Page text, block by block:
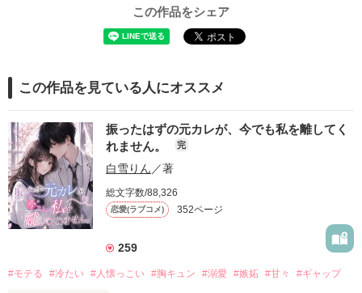
この作品をシェア
この作品を見ている人にオススメ
振ったはずの元カレが、今でも私を離してく
れません。
完
白雪りん ／著
総文字数/88,326
恋愛(ラブコメ) 352ページ
259
#モテる #冷たい #人懐っこい #胸キュン #溺愛 #嫉妬 #甘々 #ギャップ